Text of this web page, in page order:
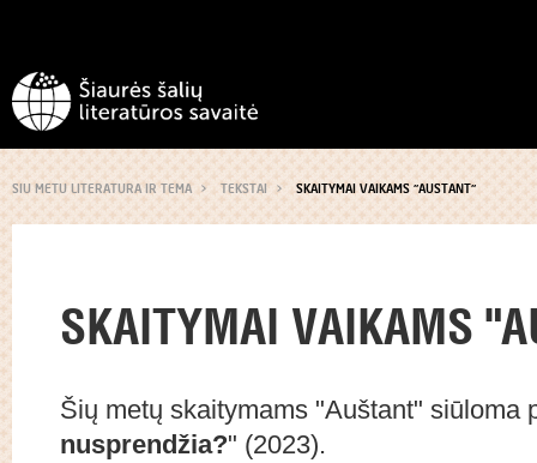
SIU METU LITERATURA IR TEMA TEKSTAI SKAITYMAI VAIKAMS "AUSTANT"
SKAITYMAI VAIKAMS
Šių metų skaitymams "Auštant" siūloma
nusprendžia?" (2023).